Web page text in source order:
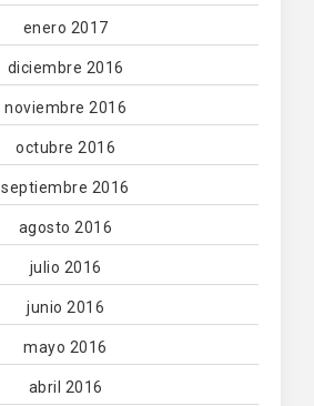
enero 2017
diciembre 2016
noviembre 2016
octubre 2016
septiembre 2016
agosto 2016
julio 2016
junio 2016
mayo 2016
abril 2016